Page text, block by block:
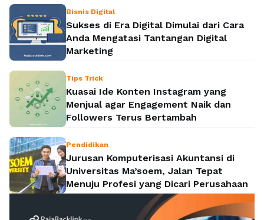
Bisnis Digital
Sukses di Era Digital Dimulai dari Cara
Anda Mengatasi Tantangan Digital
Marketing
Tips Trick
Kuasai Ide Konten Instagram yang
Menjual agar Engagement Naik dan
Followers Terus Bertambah
Pendidikan
Jurusan Komputerisasi Akuntansi di
Universitas Ma’soem, Jalan Tepat
Menuju Profesi yang Dicari Perusahaan